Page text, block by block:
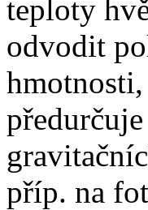
teploty
odvodit
příp. na